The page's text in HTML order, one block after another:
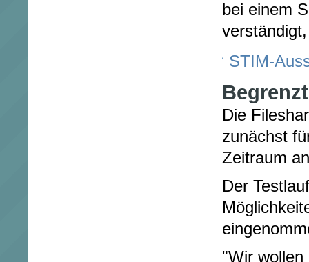
bei einem
STIM-
Die
zunächst
Zeitraum
Der
"Wir wollen